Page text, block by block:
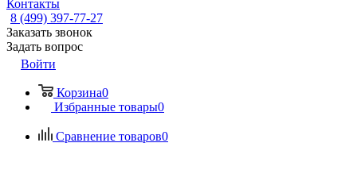
Контакты
8 (499) 397-77-27
Заказать звонок
Задать вопрос
Войти
Корзина0
Избранные товары0
Сравнение товаров0